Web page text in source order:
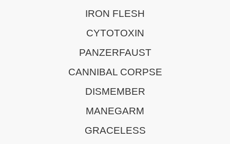
IRON FLESH
CYTOTOXIN
PANZERFAUST
CANNIBAL CORPSE
DISMEMBER
MANEGARM
GRACELESS